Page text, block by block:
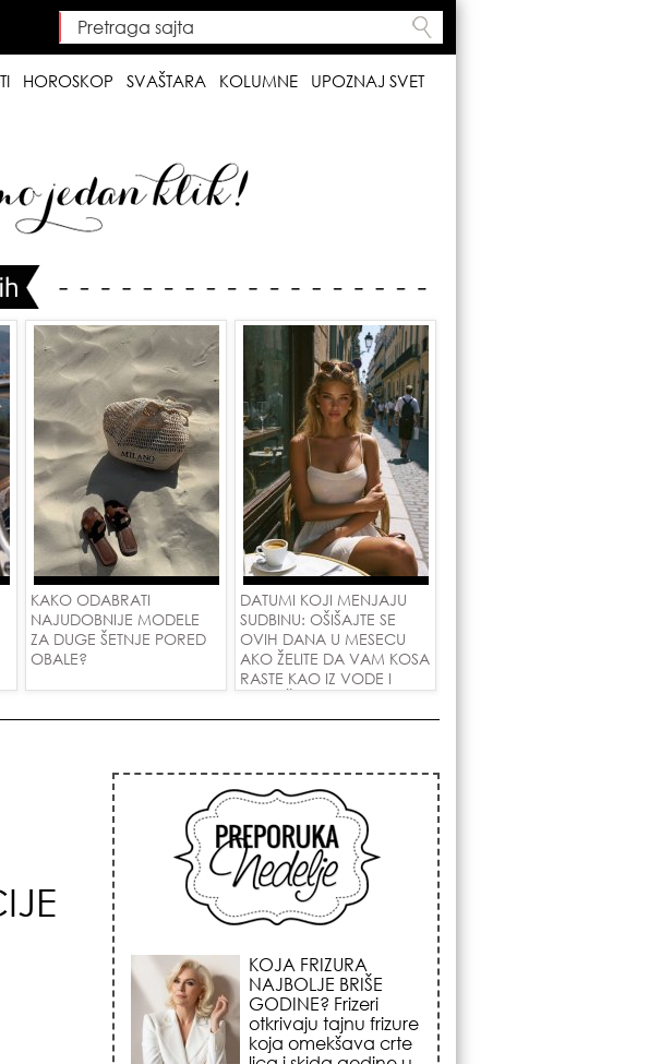
Search form
Pretraga sajta
HOROSKOP SVAŠTARA KOLUMNE UPOZNAJ SVET
KAKO ODABRATI
NAJUDOBNIJE MODELE
ZA DUGE ŠETNJE PORED
OBALE?
DATUMI KOJI MENJAJU
SUDBINU: OŠIŠAJTE SE
OVIH DANA U MESECU
AKO ŽELITE DA VAM KOSA
RASTE KAO IZ VODE I
KOJA FRIZURA
GODINE? Frizeri
otkrivaju tajnu frizure
koja omekšava crte
lica i skida godine u
jednom potezu!